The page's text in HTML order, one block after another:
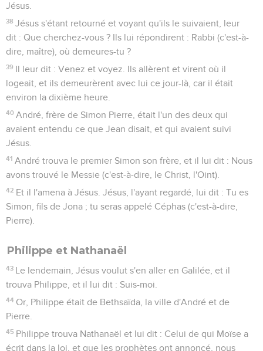
Jésus.
38 Jésus s'étant retourné et voyant qu'ils le suivaient, leur
dit : Que cherchez-vous ? Ils lui répondirent : Rabbi (c'est-à-
dire, maître), où demeures-tu ?
39 Il leur dit : Venez et voyez. Ils allèrent et virent où il
logeait, et ils demeurèrent avec lui ce jour-là, car il était
environ la dixième heure.
40 André, frère de Simon Pierre, était l'un des deux qui
avaient entendu ce que Jean disait, et qui avaient suivi
Jésus.
41 André trouva le premier Simon son frère, et il lui dit : Nous
avons trouvé le Messie (c'est-à-dire, le Christ, l'Oint).
42 Et il l'amena à Jésus. Jésus, l'ayant regardé, lui dit : Tu es
Simon, fils de Jona ; tu seras appelé Céphas (c'est-à-dire,
Pierre).
Philippe et Nathanaël
43 Le lendemain, Jésus voulut s'en aller en Galilée, et il
trouva Philippe, et il lui dit : Suis-moi.
44 Or, Philippe était de Bethsaïda, la ville d'André et de
Pierre.
45 Philippe trouva Nathanaël et lui dit : Celui de qui Moïse a
écrit dans la loi, et que les prophètes ont annoncé, nous